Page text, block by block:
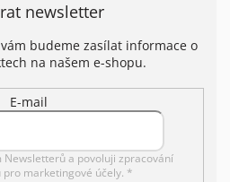
newsletter
budeme zasílat informace o
na našem e-shopu.
E-mail
Newsletterů a povoluji zpracování
pro marketingové účely. *